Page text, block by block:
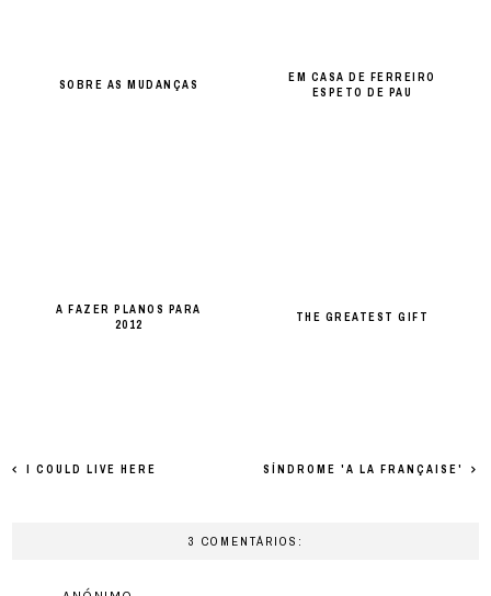
SOBRE AS MUDANÇAS
EM CASA DE FERREIRO
ESPETO DE PAU
A FAZER PLANOS PARA
2012
THE GREATEST GIFT
I COULD LIVE HERE SÍNDROME 'A LA FRANÇAISE'
3 COMENTÁRIOS: